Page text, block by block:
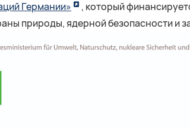
Германии»
, который
природы, ядерной безопасности и